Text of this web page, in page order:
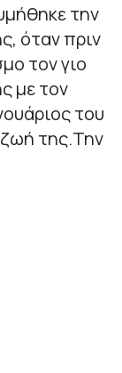
την
όταν πριν
τον γιο
με τον
του
της.Την